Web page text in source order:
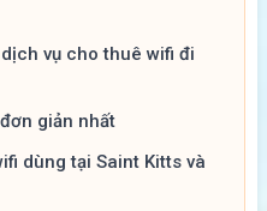
vụ cho thuê wifi đi
giản nhất
dùng tại Saint Kitts và